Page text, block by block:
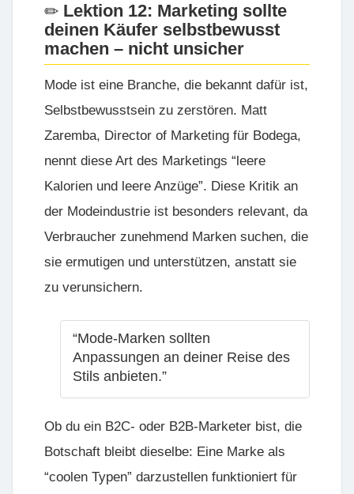
Lektion 12: Marketing sollte
deinen Käufer selbstbewusst
machen – nicht unsicher
Mode ist eine Branche, die bekannt dafür ist,
Selbstbewusstsein zu zerstören. Matt
Zaremba, Director of Marketing für Bodega,
nennt diese Art des Marketings “leere
Kalorien und leere Anzüge”. Diese Kritik an
der Modeindustrie ist besonders relevant, da
Verbraucher zunehmend Marken suchen, die
sie ermutigen und unterstützen, anstatt sie
zu verunsichern.
“Mode-Marken sollten
Anpassungen an deiner Reise des
Stils anbieten.”
Ob du ein B2C- oder B2B-Marketer bist, die
Botschaft bleibt dieselbe: Eine Marke als
“coolen Typen” darzustellen funktioniert für